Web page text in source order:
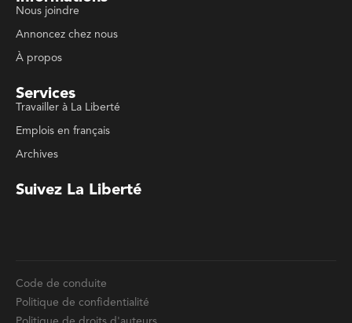
Services
Travailler à La Liberté
Emplois en français
Suivez La Liberté
La Liberté © 2023